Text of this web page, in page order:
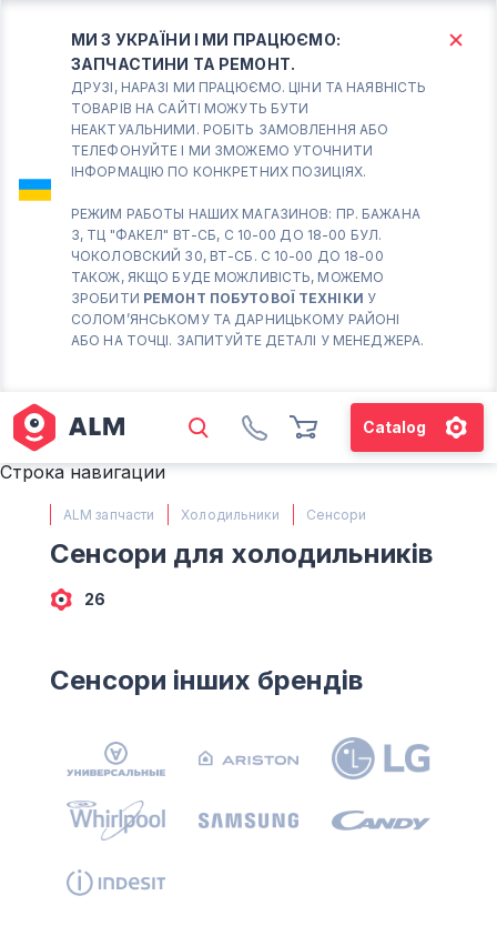
МИ З УКРАЇНИ І МИ ПРАЦЮЄМО:
ЗАПЧАСТИНИ ТА РЕМОНТ.
ДРУЗІ, НАРАЗІ МИ ПРАЦЮЄМО. ЦІНИ ТА НАЯВНІСТЬ
ТОВАРІВ НА САЙТІ МОЖУТЬ БУТИ
НЕАКТУАЛЬНИМИ. РОБІТЬ ЗАМОВЛЕННЯ АБО
ТЕЛЕФОНУЙТЕ І МИ ЗМОЖЕМО УТОЧНИТИ
ІНФОРМАЦІЮ ПО КОНКРЕТНИХ ПОЗИЦІЯХ.
РЕЖИМ РАБОТЫ НАШИХ МАГАЗИНОВ: ПР. БАЖАНА
3, ТЦ "ФАКЕЛ" ВТ-СБ, С 10-00 ДО 18-00 БУЛ.
ЧОКОЛОВСКИЙ 30, ВТ-СБ. С 10-00 ДО 18-00
ТАКОЖ, ЯКЩО БУДЕ МОЖЛИВІСТЬ, МОЖЕМО
ЗРОБИТИ РЕМОНТ ПОБУТОВОЇ ТЕХНІКИ У
СОЛОМ’ЯНСЬКОМУ ТА ДАРНИЦЬКОМУ РАЙОНІ
АБО НА ТОЧЦІ. ЗАПИТУЙТЕ ДЕТАЛІ У МЕНЕДЖЕРА.
Catalog
КИЇВ БОРИСПІЛЬ
Вт.- Сб.
10:00 - 18:00
Солом'янський район
працює ВТ-СБ с10-00 до
18-00
(098) 672 76 42
М. ХАРКІВСЬКА – ПРАЦЮЄ
ВТ-СБ С10-00 ДО 18-00
(067) 385 27 70
(063) 527 27 00
(044) 332 76 42
Строка навигации
ALM запчасти Холодильники Сенсори
Сенсори для холодильників
26
Сенсори інших брендів